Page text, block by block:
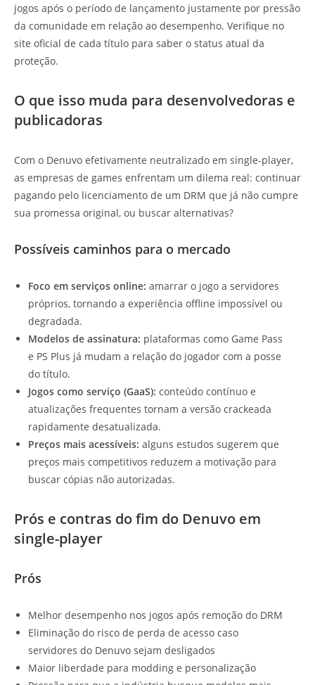
jogos após o período de lançamento justamente por pressão
da comunidade em relação ao desempenho. Verifique no
site oficial de cada título para saber o status atual da
proteção.
O que isso muda para desenvolvedoras e
publicadoras
Com o Denuvo efetivamente neutralizado em single-player,
as empresas de games enfrentam um dilema real: continuar
pagando pelo licenciamento de um DRM que já não cumpre
sua promessa original, ou buscar alternativas?
Possíveis caminhos para o mercado
Foco em serviços online: amarrar o jogo a servidores
próprios, tornando a experiência offline impossível ou
degradada.
Modelos de assinatura: plataformas como Game Pass
e PS Plus já mudam a relação do jogador com a posse
do título.
Jogos como serviço (GaaS): conteúdo contínuo e
atualizações frequentes tornam a versão crackeada
rapidamente desatualizada.
Preços mais acessíveis: alguns estudos sugerem que
preços mais competitivos reduzem a motivação para
buscar cópias não autorizadas.
Prós e contras do fim do Denuvo em
single-player
Prós
Melhor desempenho nos jogos após remoção do DRM
Eliminação do risco de perda de acesso caso
servidores do Denuvo sejam desligados
Maior liberdade para modding e personalização